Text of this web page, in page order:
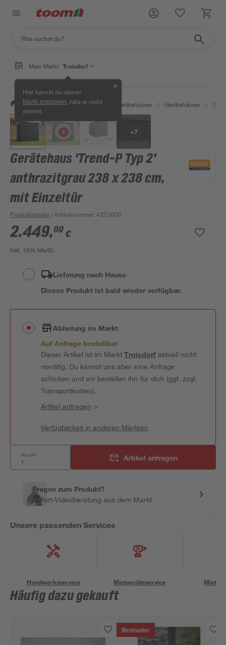
Mein Markt: Troisdorf
Hier kannst du deinen
Markt anpassen , falls er nicht
stimmt.
✕
/ Garten & Freizeit / Garten- & Gerätehäuser / Gerätehäuser /
+7
Gerätehaus 'Trend-P Typ 2'
anthrazitgrau 238 x 238 cm,
mit Einzeltür
Produktdetails | Artikelnummer:4325000
2.449,00 €
inkl. 19% MwSt.
Lieferung nach Hause
Dieses Produkt ist bald wieder verfügbar.
Abholung im Markt
Auf Anfrage bestellbar
Dieser Artikel ist im MarktTroisdorfaktuell nicht
vorrätig. Du kannst uns aber eine Anfrage
schicken und wir bestellen ihn für dich (ggf. zzgl.
Transportkosten).
Artikel anfragen >
Verfügbarkeit in anderen Märkten
Anzahl: Artikel anfragen
Fragen zum Produkt?
Sofort-Videoberatung aus dem Markt
Unsere passenden Services
Handwerksservice Mietgeräteservice
Häufig dazu gekauft
Bestseller